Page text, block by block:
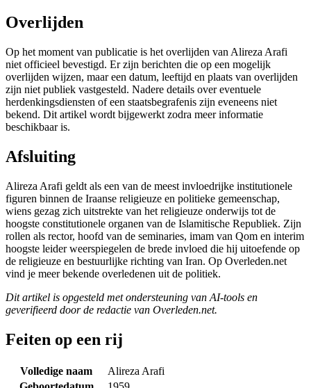
Overlijden
Op het moment van publicatie is het overlijden van Alireza Arafi
niet officieel bevestigd. Er zijn berichten die op een mogelijk
overlijden wijzen, maar een datum, leeftijd en plaats van overlijden
zijn niet publiek vastgesteld. Nadere details over eventuele
herdenkingsdiensten of een staatsbegrafenis zijn eveneens niet
bekend. Dit artikel wordt bijgewerkt zodra meer informatie
beschikbaar is.
Afsluiting
Alireza Arafi geldt als een van de meest invloedrijke institutionele
figuren binnen de Iraanse religieuze en politieke gemeenschap,
wiens gezag zich uitstrekte van het religieuze onderwijs tot de
hoogste constitutionele organen van de Islamitische Republiek. Zijn
rollen als rector, hoofd van de seminaries, imam van Qom en interim
hoogste leider weerspiegelen de brede invloed die hij uitoefende op
de religieuze en bestuurlijke richting van Iran. Op Overleden.net
vind je meer bekende overledenen uit de politiek.
Dit artikel is opgesteld met ondersteuning van AI-tools en
geverifieerd door de redactie van Overleden.net.
Feiten op een rij
Volledige naam
Alireza Arafi